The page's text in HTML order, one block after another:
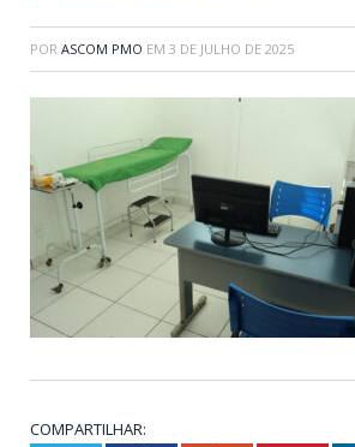
POR ASCOM PMO EM 3 DE JULHO DE 2025
COMPARTILHAR: